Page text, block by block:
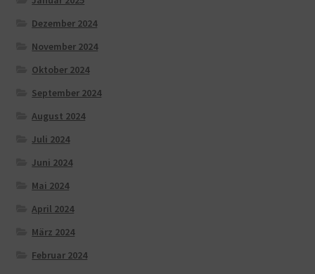
Dezember 2024
November 2024
Oktober 2024
September 2024
August 2024
Juli 2024
Juni 2024
Mai 2024
April 2024
März 2024
Februar 2024